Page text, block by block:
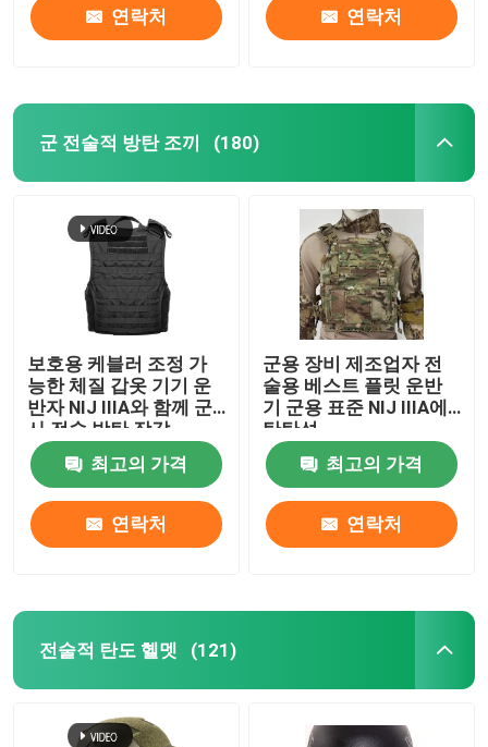
연락처 연락처
군 전술적 방탄 조끼 (180)
보호용 케블러 조정 가
능한 체질 갑옷 기기 운
반자 NIJ IIIA와 함께 군
사 전술 방탄 장갑
최고의 가격
연락처
군용 장비 제조업자 전
술용 베스트 플릿 운반
기 군용 표준 NIJ IIIA에
탄탄성
최고의 가격
연락처
전술적 탄도 헬멧 (121)